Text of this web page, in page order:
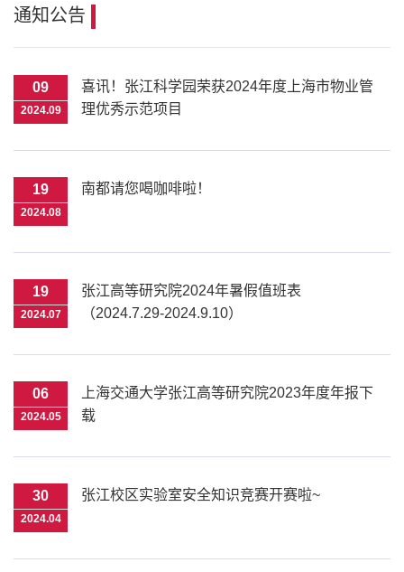
通知公告
09
2024.09
喜讯！张江科学园荣获2024年度上海市物业管
理优秀示范项目
19
2024.08
南都请您喝咖啡啦！
19
2024.07
张江高等研究院2024年暑假值班表
（2024.7.29-2024.9.10）
06
2024.05
上海交通大学张江高等研究院2023年度年报下
载
30
2024.04
张江校区实验室安全知识竞赛开赛啦~